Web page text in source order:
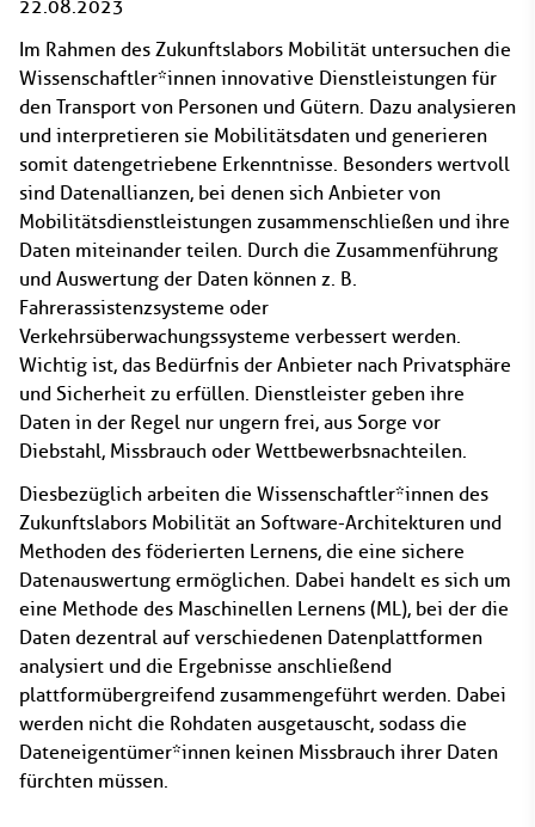
22.08.2023
Im Rahmen des Zukunftslabors Mobilität untersuchen die
Wissenschaftler*innen innovative Dienstleistungen für
den Transport von Personen und Gütern. Dazu analysieren
und interpretieren sie Mobilitätsdaten und generieren
somit datengetriebene Erkenntnisse. Besonders wertvoll
sind Datenallianzen, bei denen sich Anbieter von
Mobilitätsdienstleistungen zusammenschließen und ihre
Daten miteinander teilen. Durch die Zusammenführung
und Auswertung der Daten können z. B.
Fahrerassistenzsysteme oder
Verkehrsüberwachungssysteme verbessert werden.
Wichtig ist, das Bedürfnis der Anbieter nach Privatsphäre
und Sicherheit zu erfüllen. Dienstleister geben ihre
Daten in der Regel nur ungern frei, aus Sorge vor
Diebstahl, Missbrauch oder Wettbewerbsnachteilen.
Diesbezüglich arbeiten die Wissenschaftler*innen des
Zukunftslabors Mobilität an Software-Architekturen und
Methoden des föderierten Lernens, die eine sichere
Datenauswertung ermöglichen. Dabei handelt es sich um
eine Methode des Maschinellen Lernens (ML), bei der die
Daten dezentral auf verschiedenen Datenplattformen
analysiert und die Ergebnisse anschließend
plattformübergreifend zusammengeführt werden. Dabei
werden nicht die Rohdaten ausgetauscht, sodass die
Dateneigentümer*innen keinen Missbrauch ihrer Daten
fürchten müssen.